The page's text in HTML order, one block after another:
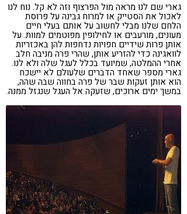
גארי שם לנו מראה מול הפרצוף וזה לא קל. נוח לנו
לאכול את הסטייק או למרוח גבינה על פרוסת
הלחם שלנו מבלי לחשוב על אותם בעלי חיים
מעונים, מורעבים או לחילופין מפוטמים למוות. על
אותן פרות שידיים חפויות נדחפות להן באכזריות
לוואגינה כדי להזריע אותן, שהרי פרה מניבה חלב
אחרי ההמלטה, שמיועד בכלל לעגל שלה ולא לנו.
גארי מספר שאחד הדברים שלעולם לא יישכח
הוא אותן זעקות שבר של פרה בחווה שבה שהה,
במשך ימים ארוכים, שזעקה אל העגל שנגזל ממנה.